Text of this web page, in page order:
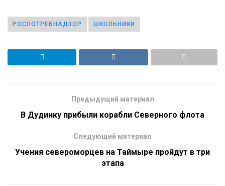
РОСПОТРЕБНАДЗОР ШКОЛЬНИКИ
Предыдущий материал
В Дудинку прибыли корабли Северного флота
Следующий материал
Учения североморцев на Таймыре пройдут в три
этапа